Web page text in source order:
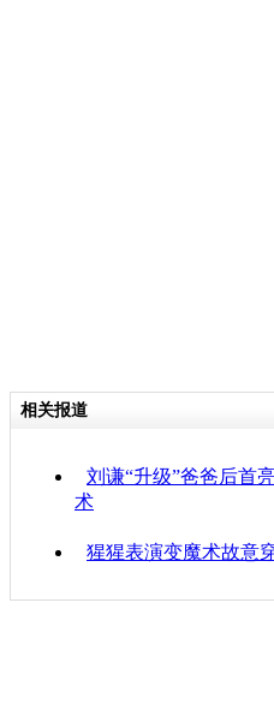
相关报道
刘谦“升级”爸爸后首
术
猩猩表演变魔术故意